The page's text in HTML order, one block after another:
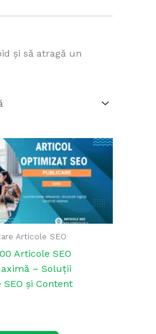
și să atragă un
Articole SEO
Articole SEO
– Soluții
și Content